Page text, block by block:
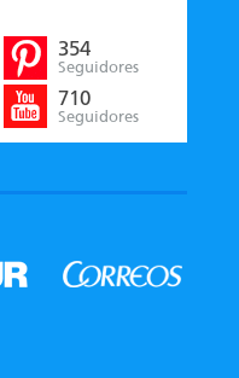
354
Seguidores
710
Seguidores